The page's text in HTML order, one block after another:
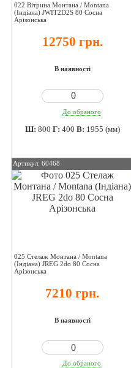
022 Вітрина Монтана / Montana
(Індіана) JWIT2D2S 80 Сосна
Арізонська
12750 грн.
В наявності
До обраного
Ш: 800 Г: 400 В: 1955 (мм)
Артикул: 60468
025 Стелаж Монтана / Montana
(Індіана) JREG 2do 80 Сосна
Арізонська
7210 грн.
В наявності
До обраного